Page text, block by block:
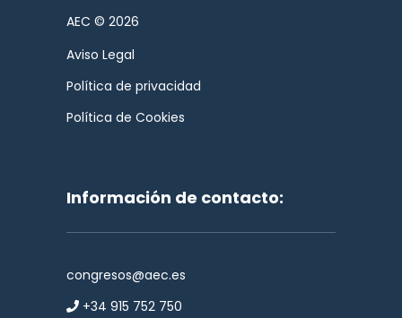
AEC © 2026
Aviso Legal
Política de privacidad
Política de Cookies
Información de contacto:
congresos@aec.es
+34 915 752 750